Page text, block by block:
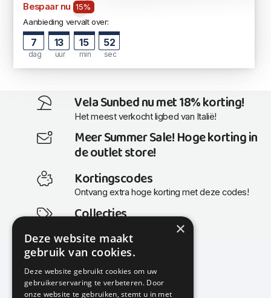
Bespaar nu 15%
Aanbieding vervalt over:
7
dag
13
uur
15
min
51
sec
Vela Sunbed nu met 18% korting!
Het meest verkocht ligbed van Italië!
Meer Summer Sale! Hoge korting in
de outlet store!
Kortingscodes
Ontvang extra hoge korting met deze codes!
Collecties
Actuele en populaire collecties
KMP Kantoormeubilair
×
Deze website maakt
gebruik van cookies.
Deze website gebruikt cookies om uw
gebruikerservaring te verbeteren. Door
onze website te gebruiken, stemt u in met